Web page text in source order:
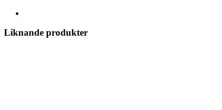
Liknande produkter